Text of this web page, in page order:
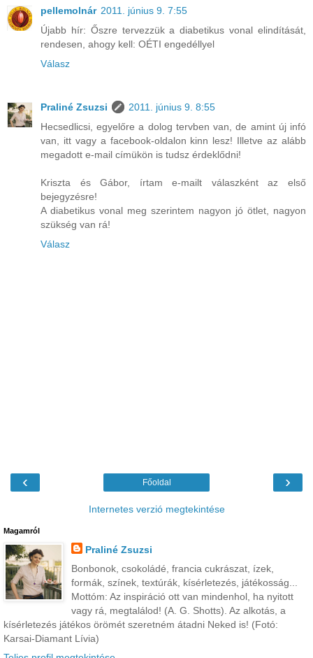
pellemolnár 2011. június 9. 7:55
Újabb hír: Őszre tervezzük a diabetikus vonal elindítását,
rendesen, ahogy kell: OÉTI engedéllyel
Válasz
Praliné Zsuzsi
2011. június 9. 8:55
Hecsedlicsi, egyelőre a dolog tervben van, de amint új infó
van, itt vagy a facebook-oldalon kinn lesz! Illetve az alább
megadott e-mail címükön is tudsz érdeklődni!
Kriszta és Gábor, írtam e-mailt válaszként az első
bejegyzésre!
A diabetikus vonal meg szerintem nagyon jó ötlet, nagyon
szükség van rá!
Válasz
‹ ›
Főoldal
Internetes verzió megtekintése
Magamról
Praliné Zsuzsi
Bonbonok, csokoládé, francia cukrászat, ízek,
formák, színek, textúrák, kísérletezés, játékosság...
Mottóm: Az inspiráció ott van mindenhol, ha nyitott
vagy rá, megtalálod! (A. G. Shotts). Az alkotás, a
kísérletezés játékos örömét szeretném átadni Neked is! (Fotó:
Karsai-Diamant Lívia)